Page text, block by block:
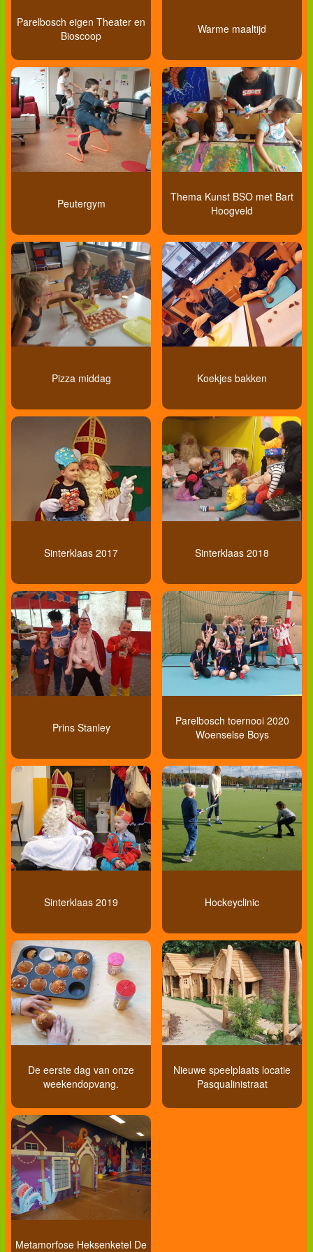
Parelbosch eigen Theater en
Bioscoop
Warme maaltijd
Peutergym
Thema Kunst BSO met Bart
Hoogveld
Pizza middag Koekjes bakken
Sinterklaas 2017 Sinterklaas 2018
Prins Stanley
Parelbosch toernooi 2020
Woenselse Boys
Sinterklaas 2019 Hockeyclinic
De eerste dag van onze
weekendopvang.
Nieuwe speelplaats locatie
Pasqualinistraat
Metamorfose Heksenketel De